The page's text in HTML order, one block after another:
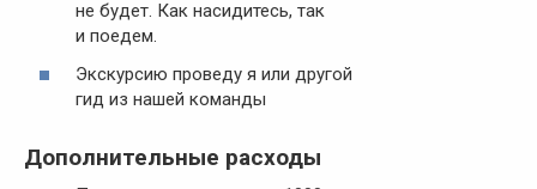
не будет. Как насидитесь, так
и поедем.
Экскурсию проведу я или другой
гид из нашей команды
Дополнительные расходы